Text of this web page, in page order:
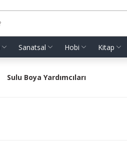
Sanatsal Hobi Kitap
Sulu Boya Yardımcıları